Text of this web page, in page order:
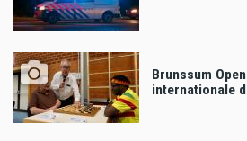
Brunssum
internationale